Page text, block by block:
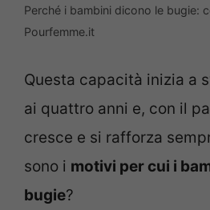
Perché i bambini dicono le bugie:
Pourfemme.it
Questa capacità inizia a
ai quattro anni e, con il
cresce e si rafforza
sono i motivi per cui i
bugie?